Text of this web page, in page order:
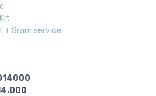
+ Sram service